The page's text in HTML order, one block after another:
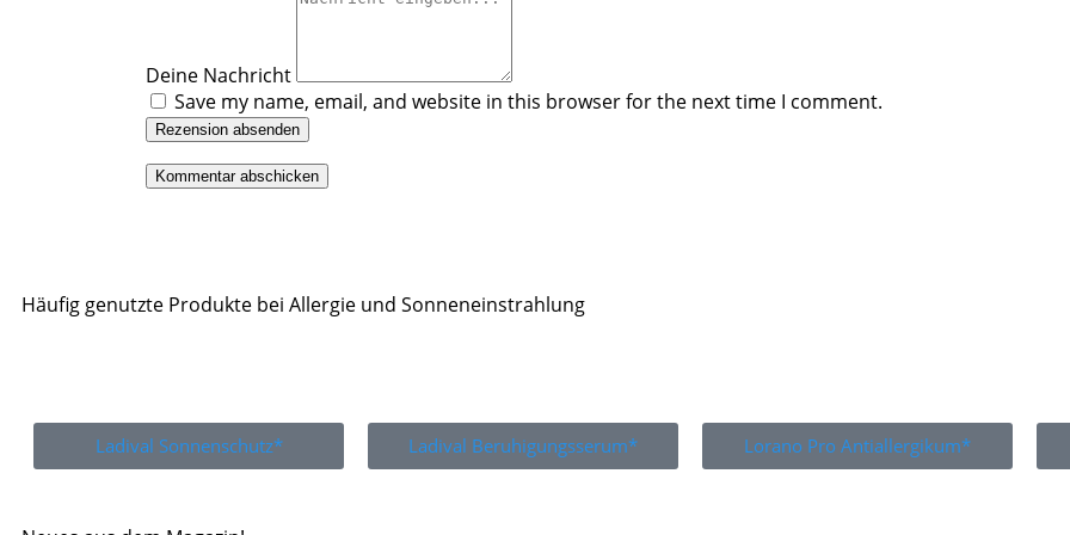
Deine Nachricht
Save my name, email, and website in this browser for the next time I comment.
Rezension absenden
Häufig genutzte Produkte bei Allergie und Sonneneinstrahlung
Ladival Sonnenschutz* Ladival Beruhigungsserum* Lorano Pro Antiallergikum*